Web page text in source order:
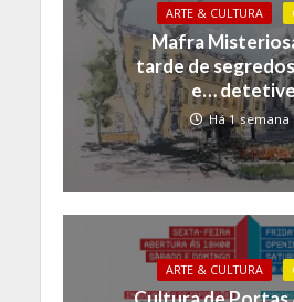
ARTE & CULTURA
Mafra
tarde de
e…
Há 1 semana
ARTE & CULTURA